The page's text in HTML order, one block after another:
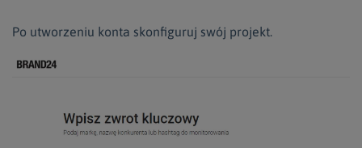
Po utworzeniu konta skonfiguruj swój projekt.